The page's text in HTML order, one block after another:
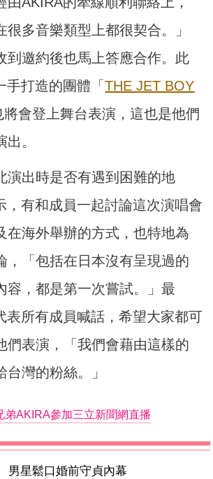
很多音樂類型上都很契合。」
到邀約後也馬上答應合作。此
手打造的團體「THE JET BOY
將會登上舞台表演，這也是他們
。
演出時是否有遇到困難的地
，有和成員一起討論這次演唱會
在海外舉辦的方式，也特地為
，「包括在日本沒有呈現過的
容，都是第一次嘗試。」最
表所有成員喊話，希望大家都可
們表演，「我們會藉由這樣的
灣的粉絲。」
弟AKIRA參加三立新聞網直播
星鬆口婚前守貞內幕